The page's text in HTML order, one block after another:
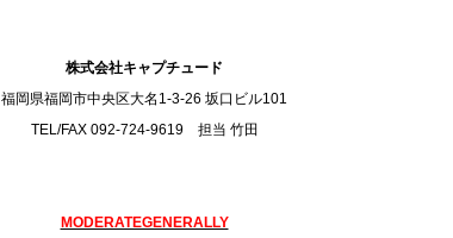
株式会社キャプチュード
福岡県福岡市中央区大名1-3-26 坂口ビル101
TEL/FAX 092-724-9619 担当 竹田
MODERATEGENERALLY